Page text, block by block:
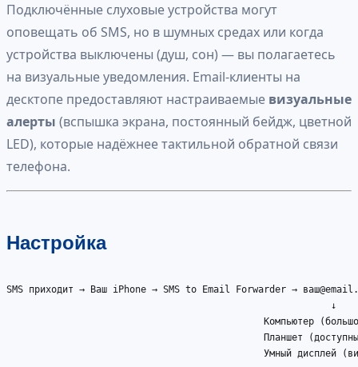
Подключённые слуховые устройства могут
оповещать об SMS, но в шумных средах или когда
устройства выключены (душ, сон) — вы полагаетесь
на визуальные уведомления. Email-клиенты на
десктопе предоставляют настраиваемые визуальные
алерты (вспышка экрана, постоянный бейдж, цветной
LED), которые надёжнее тактильной обратной связи
телефона.
Настройка
SMS приходит → Ваш iPhone → SMS to Email Forwarder →
                                                          ↓
Компьютер
Планшет
Умный дисплей